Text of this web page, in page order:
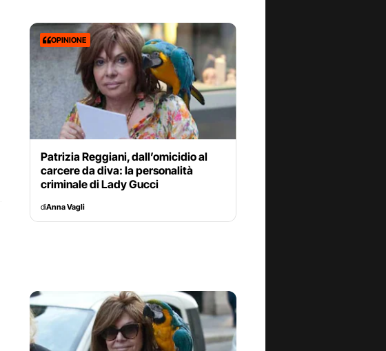
OPINIONE
Patrizia Reggiani, dall’omicidio al
carcere da diva: la personalità
criminale di Lady Gucci
diAnna Vagli